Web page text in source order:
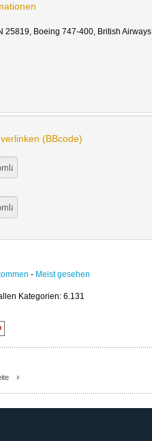
25819, Boeing 747-400, British Airways
(BBcode)
- Meist gesehen
Kategorien: 6.131